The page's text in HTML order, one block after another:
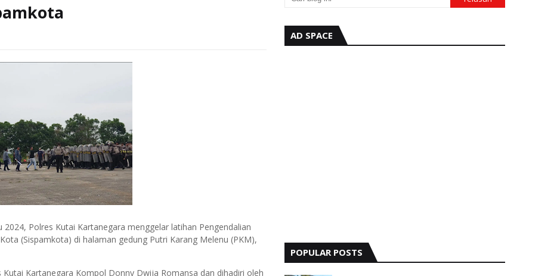
Polres Kutai Kartanegara menggelar latihan Pengendalian
(Sispamkota) di halaman gedung Putri Karang Melenu (PKM),
Kartanegara Kompol Donny Dwija Romansa dan dihadiri oleh
AD SPACE
POPULAR POSTS